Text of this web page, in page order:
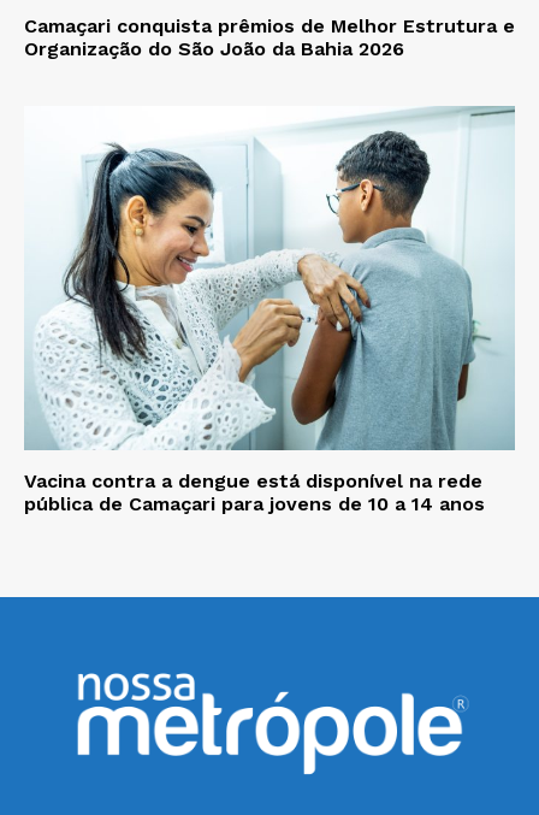
Camaçari conquista prêmios de Melhor Estrutura e
Organização do São João da Bahia 2026
Vacina contra a dengue está disponível na rede
pública de Camaçari para jovens de 10 a 14 anos